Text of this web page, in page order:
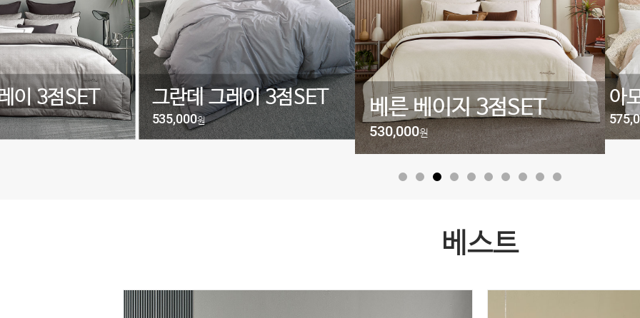
이 3점SET 그란데 그레이 3점SET
535,000원
베른 베이지 3점SET
530,000원
아
베스트